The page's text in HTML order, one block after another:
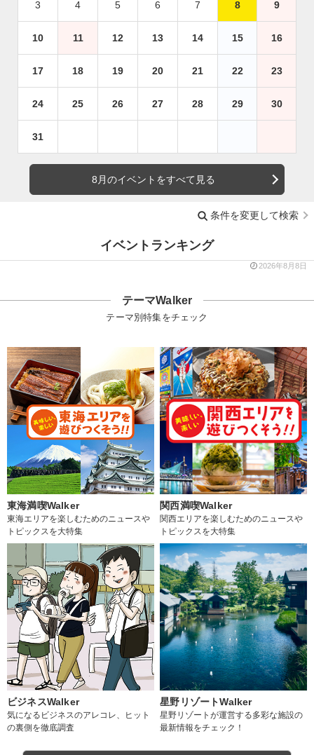
3 4 5 6 7 8 9
10 11 12 13 14 15 16
17 18 19 20 21 22 23
24 25 26 27 28 29 30
31
8月のイベントをすべて見る
条件を変更して検索
イベントランキング
2026年8月8日
テーマWalker
テーマ別特集をチェック
東海満喫Walker
東海エリアを楽しむためのニュースや
トピックスを大特集
関西満喫Walker
関西エリアを楽しむためのニュースや
トピックスを大特集
ビジネスWalker
気になるビジネスのアレコレ、ヒット
の裏側を徹底調査
星野リゾートWalker
星野リゾートが運営する多彩な施設の
最新情報をチェック！